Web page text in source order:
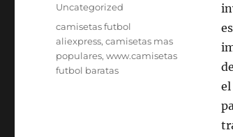
el
Categorías
Uncategorized
Etiquetas
camisetas futbol
aliexpress,camisetas mas
populares,www.camisetas
futbol baratas